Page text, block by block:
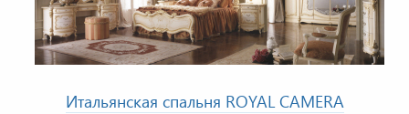
Итальянская спальня ROYAL CAMERA